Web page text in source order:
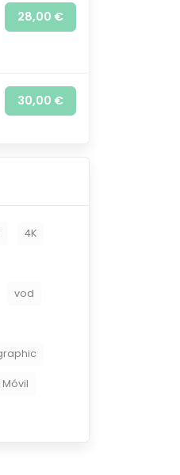
28,00 €
30,00 €
4K
vod